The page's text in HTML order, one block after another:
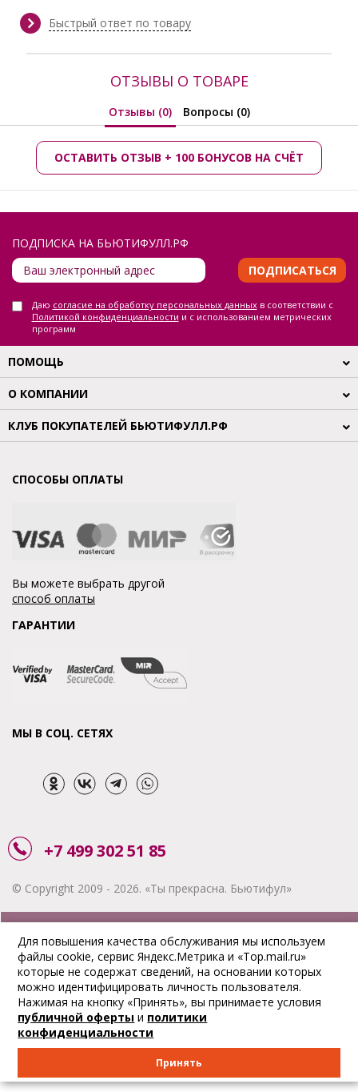
Зима, Круглогодичный, Лето,
Производитель:
Avili
Быстрый ответ по товару
ОТЗЫВЫ О ТОВАРЕ
Отзывы (0) Вопросы (0)
ОСТАВИТЬ ОТЗЫВ + 100 БОНУСОВ НА СЧЁТ
ПОДПИСКА НА БЬЮТИФУЛЛ.РФ
ПОДПИСАТЬСЯ
Даю согласие на обработку персональных данныхв соответствии с
Политикой конфиденциальности и с использованием метрических
программ
ПОМОЩЬ
О КОМПАНИИ
КЛУБ ПОКУПАТЕЛЕЙ БЬЮТИФУЛЛ.РФ
СПОСОБЫ ОПЛАТЫ
Вы можете выбрать другой
способ оплаты
ГАРАНТИИ
МЫ В СОЦ. СЕТЯХ
+7 499 302 51 85
© Copyright 2009 - 2026. «Ты прекрасна. Бьютифул»
АКЦИИ
ДОСТАВКА
ОПЛАТА
ОТСЛЕДИТЬ ЗАКАЗ
Для повышения качества обслуживания мы используем
файлы cookie, сервис Яндекс.Метрика и «Top.mail.ru»
которые не содержат сведений, на основании которых
можно идентифицировать личность пользователя.
Нажимая на кнопку «Принять», вы принимаете условия
публичной оферты и политики
конфиденциальности
Принять